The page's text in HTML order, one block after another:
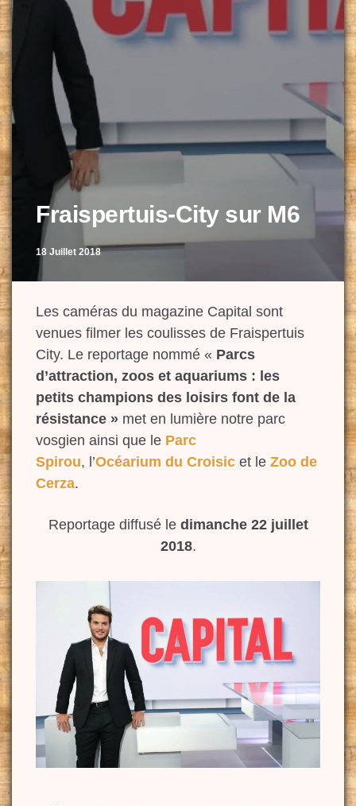
Fraispertuis-City sur M6
18 Juillet 2018
Les caméras du magazine Capital sont
venues filmer les coulisses de Fraispertuis
City. Le reportage nommé « Parcs
d’attraction, zoos et aquariums : les
petits champions des loisirs font de la
résistance » met en lumière notre parc
vosgien ainsi que le Parc
Spirou, l’Océarium du Croisic et le Zoo de
Cerza.
Reportage diffusé le dimanche 22 juillet
2018.